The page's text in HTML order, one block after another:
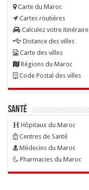
Carte du Maroc
Cartes routières
Calculez votre itinéraire
Distance des villes
Carte des villes
Régions du Maroc
Code Postal des villes
Santé
Hôpitaux du Maroc
Centres de Santé
Médecins du Maroc
Pharmacies du Maroc